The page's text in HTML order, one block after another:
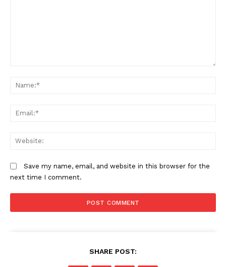
Save my name, email, and website in this browser for the
next time I comment.
SHARE POST: